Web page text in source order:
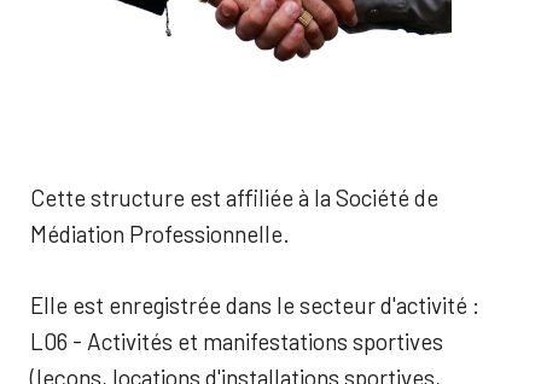
Cette structure est affiliée à la Société de
Médiation Professionnelle.
Elle est enregistrée dans le secteur d'activité :
L06 - Activités et manifestations sportives
(leçons, locations d'installations sportives,